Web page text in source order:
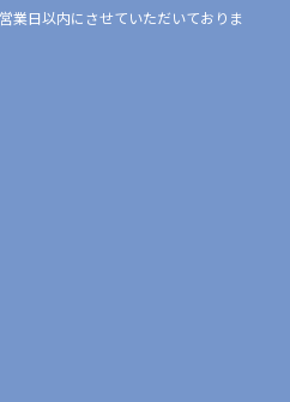
業日以内にさせていただいておりま